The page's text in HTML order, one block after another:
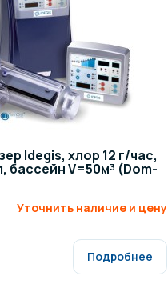
параметров воды
материалы
Idegis, хлор 12 г/час,
бассейн V=50м³ (Dom-
Уточнить наличие и цену
Подробнее